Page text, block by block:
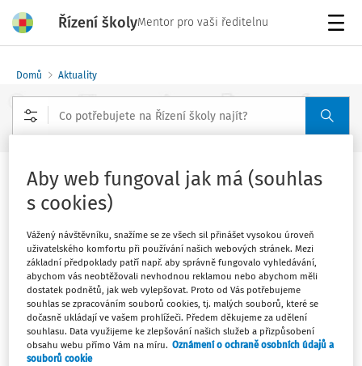
Řízení školyMentor pro vaši ředitelnu
Domů Aktuality
Evropa je v úpadku. Asijské děti strčí
ty naše do kapsy
Vydáno: 31. 10. 2022
1 minuta čtení
David žije se svou manželkou a dvěma dětmi od roku
2020 v Malajsii, na ostrově Penang. Původně tam zůstali
kvůli covidu, rozhodli se však neodjíždět. Jedním z
důvodů byla úroveň tamního vzdělávání.
Aby web fungoval jak má (souhlas
s cookies)
Vážený návštěvníku, snažíme se ze všech sil přinášet vysokou úroveň
uživatelského komfortu při používání našich webových stránek. Mezi
základní předpoklady patří např. aby správně fungovalo vyhledávání,
abychom vás neobtěžovali nevhodnou reklamou nebo abychom měli
dostatek podnětů, jak web vylepšovat. Proto od Vás potřebujeme
souhlas se zpracováním souborů cookies, tj. malých souborů, které se
dočasně ukládají ve vašem prohlížeči. Předem děkujeme za udělení
souhlasu. Data využijeme ke zlepšování našich služeb a přizpůsobení
obsahu webu přímo Vám na míru. Oznámení o ochraně osobních údajů a
souborů cookie